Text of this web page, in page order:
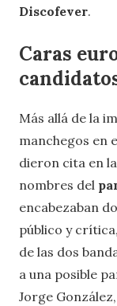
Discofever.
Caras
Más allá de la
manchegos en
dieron cita en
nombres del
encabezaban
público y crítica,
de las dos
a una posible
Jorge